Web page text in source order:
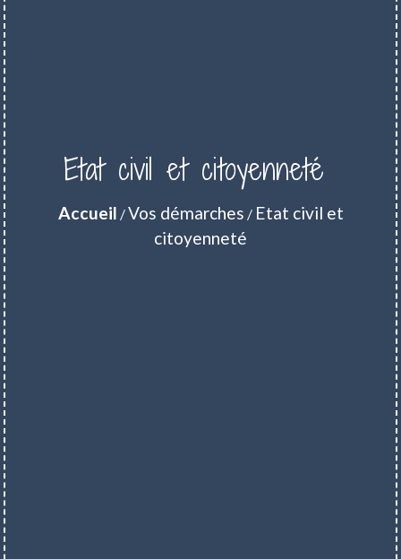
Etat civil et citoyenneté
Accueil /Vos démarches / Etat civil et
citoyenneté